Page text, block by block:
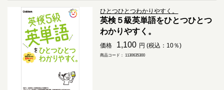
ひとつひとつわかりやすく。
英検５級英単語をひとつひとつ
わかりやすく。
価格 1,100 円 (税込：10％)
商品コード： 1130635300